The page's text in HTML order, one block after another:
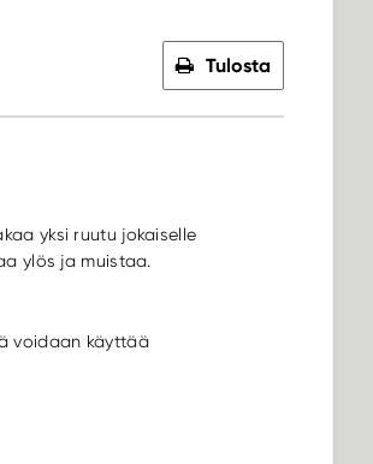
Tulosta
yksi ruutu jokaiselle
ylös ja muistaa.
voidaan käyttää